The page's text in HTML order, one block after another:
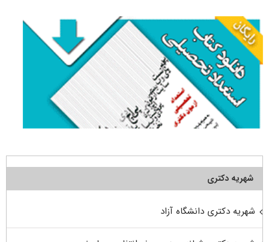
شهریه دکتری
شهریه دکتری دانشگاه آزاد